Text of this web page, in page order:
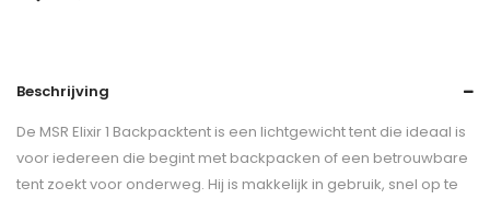
Beschrijving
De MSR Elixir 1 Backpacktent is een lichtgewicht tent die ideaal is
voor iedereen die begint met backpacken of een betrouwbare
tent zoekt voor onderweg. Hij is makkelijk in gebruik, snel op te